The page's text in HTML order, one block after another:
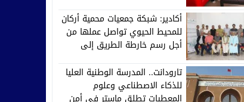
أكادير: شبكة جمعيات محمية أركان
للمحيط الحيوي تواصل عملها من
أجل رسم خارطة الطريق إلى
تارودانت.. المدرسة الوطنية العليا
للذكاء الاصطناعي وعلوم
المعطيات تطلق ماستر في أمن